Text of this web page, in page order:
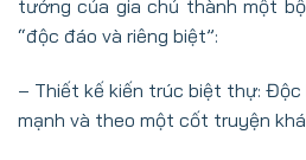
tưởng của gia chủ thành một
“độc đáo và riêng biệt”:
– Thiết kế kiến trúc biệt thự: Độc
mạnh và theo một cốt truyện